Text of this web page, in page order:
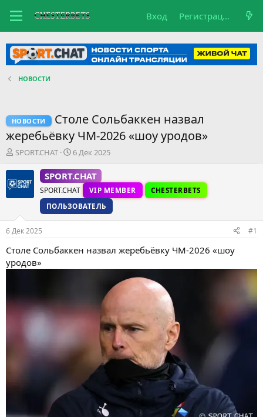
Вход Регистрация
НОВОСТИ
НОВОСТИ
Столе Сольбаккен назвал
жеребьёвку ЧМ-2026 «шоу уродов»
А
т
о
е
м
ы
SPORT.CHAT
Д
т
а
н
а
ч
л
а
6 Дек 2025
SPORT.CHAT
SPORT.CHAT VIP MEMBER
CHESTERBETS
ПОЛЬЗОВАТЕЛЬ
6 Дек 2025 #1
Столе Сольбаккен назвал жеребьёвку ЧМ-2026 «шоу
уродов»